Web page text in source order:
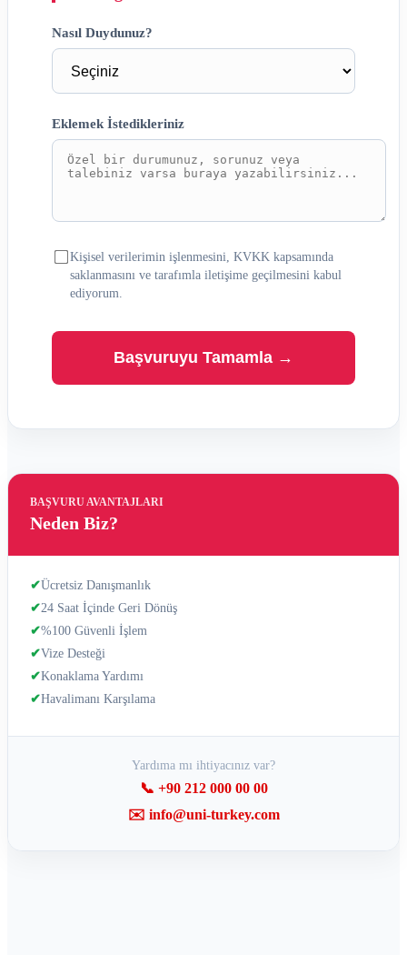
BAŞVURU AVANTAJLARI
Neden Biz?
✔Ücretsiz Danışmanlık
✔24 Saat İçinde Geri Dönüş
✔%100 Güvenli İşlem
✔Vize Desteği
✔Konaklama Yardımı
✔Havalimanı Karşılama
Yardıma mı ihtiyacınız var?
📞 +90 212 000 00 00
✉️ info@uni-turkey.com
Nasıl Duydunuz?
Eklemek İstedikleriniz
Kişisel verilerimin işlenmesini, KVKK kapsamında
saklanmasını ve tarafımla iletişime geçilmesini kabul
ediyorum.
Başvuruyu Tamamla →